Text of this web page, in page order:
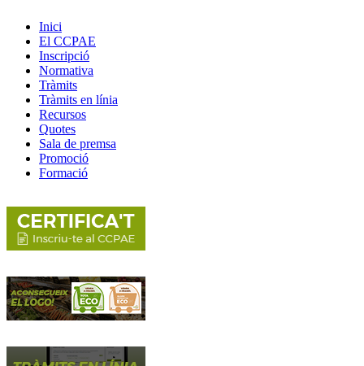
Inici
El CCPAE
Inscripció
Normativa
Tràmits
Tràmits en línia
Recursos
Quotes
Sala de premsa
Promoció
Formació